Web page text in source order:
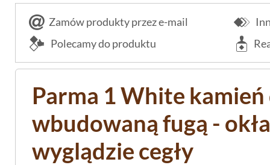
Zamów produkty przez e-mail
Polecamy do produktu
Parma 1 White
wbudowaną fugą -
wyglądzie cegły